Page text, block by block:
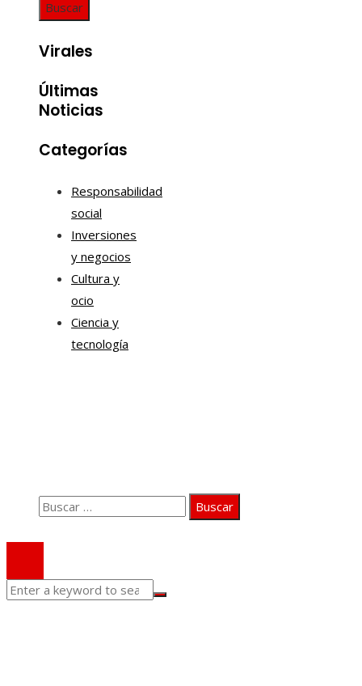
Virales
Últimas
Noticias
Categorías
Responsabilidad
social
Inversiones
y negocios
Cultura y
ocio
Ciencia y
tecnología
Buscar: